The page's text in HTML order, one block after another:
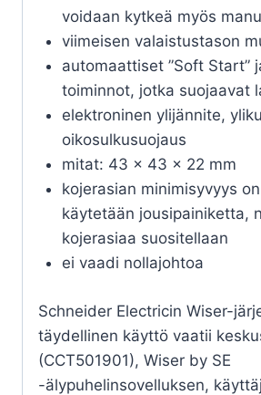
voidaan kytkeä myös
viimeisen valaistustason
automaattiset ”Soft Start”
toiminnot, jotka suojaavat
elektroninen ylijännite,
oikosulkusuojaus
mitat: 43 x 43 x 22 mm
kojerasian minimisyvyys
käytetään jousipainiketta,
kojerasiaa suositellaan
ei vaadi nollajohtoa
Schneider Electricin Wiser-
täydellinen käyttö vaatii
(CCT501901), Wiser by SE
-älypuhelinsovelluksen,